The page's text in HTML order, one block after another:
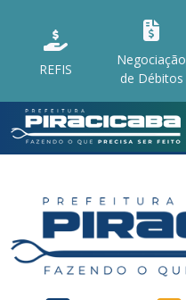
REFIS
Negociação
de Débitos